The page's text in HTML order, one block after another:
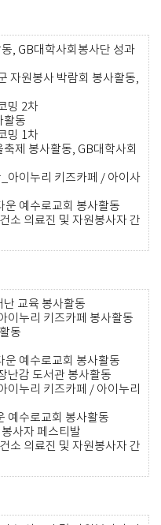
, GB대학사회봉사단 성과
자원봉사 박람회 봉사활동,
밍 2차
활동
밍 1차
제 봉사활동, GB대학사회
아이누리 키즈카페 / 아이사
운 예수로교회 봉사활동
소 의료진 및 자원봉사자 간
교육 봉사활동
이누리 키즈카페 봉사활동
동
운 예수로교회 봉사활동
난감 도서관 봉사활동
이누리 키즈카페 / 아이누리
예수로교회 봉사활동
사자 페스티발
소 의료진 및 자원봉사자 간